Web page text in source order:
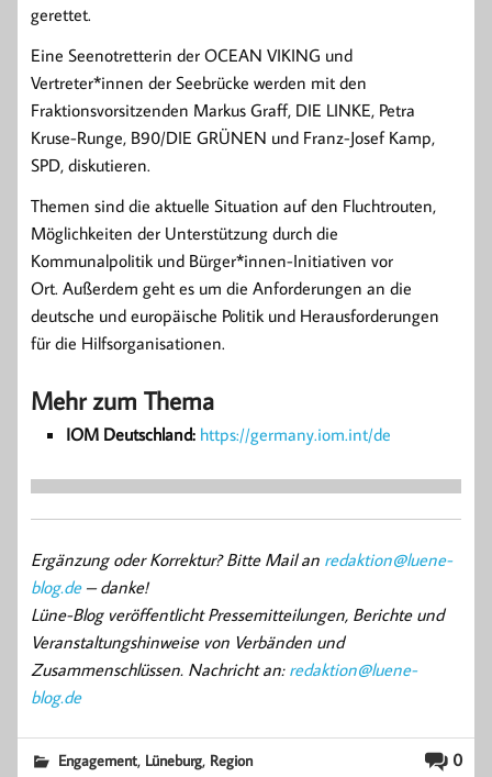
gerettet.
Eine Seenotretterin der OCEAN VIKING und
Vertreter*innen der Seebrücke werden mit den
Fraktionsvorsitzenden Markus Graff, DIE LINKE, Petra
Kruse-Runge, B90/DIE GRÜNEN und Franz-Josef Kamp,
SPD, diskutieren.
Themen sind die aktuelle Situation auf den Fluchtrouten,
Möglichkeiten der Unterstützung durch die
Kommunalpolitik und Bürger*innen-Initiativen vor
Ort. Außerdem geht es um die Anforderungen an die
deutsche und europäische Politik und Herausforderungen
für die Hilfsorganisationen.
Mehr zum Thema
IOM Deutschland: https://germany.iom.int/de
Ergänzung oder Korrektur? Bitte Mail an redaktion@luene-
blog.de– danke!
Lüne-Blog veröffentlicht Pressemitteilungen, Berichte und
Veranstaltungshinweise von Verbänden und
Zusammenschlüssen. Nachricht an: redaktion@luene-
blog.de
0
Engagement, Lüneburg, Region